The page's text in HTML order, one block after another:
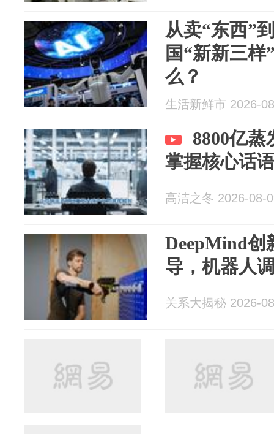
从卖“东西”
国“新新三样
么？
生活新鲜市 2026-
8800亿
掌握核心话
高洁之冬 2026-08-
DeepMind创
导，机器人
关系大揭秘 2026-